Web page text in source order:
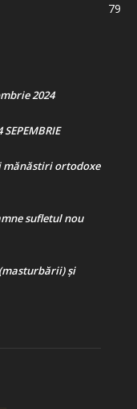
79
2024
mănăstiri ortodoxe
sufletul nou
şi